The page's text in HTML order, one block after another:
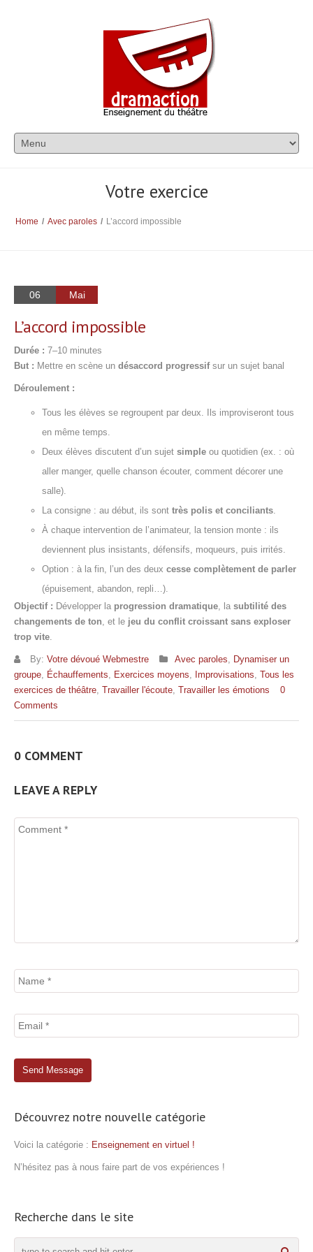
Votre exercice
Home / Avec paroles / L’accord impossible
06 Mai
L’accord impossible
Durée : 7–10 minutes
But : Mettre en scène un désaccord progressifsur un sujet banal
Déroulement :
Tous les élèves se regroupent par deux. Ils improviseront tous
en même temps.
Deux élèves discutent d’un sujet simple ou quotidien (ex. : où
aller manger, quelle chanson écouter, comment décorer une
salle).
La consigne : au début, ils sont très polis et conciliants.
À chaque intervention de l’animateur, la tension monte : ils
deviennent plus insistants, défensifs, moqueurs, puis irrités.
Option : à la fin, l’un des deux cesse complètement de parler
(épuisement, abandon, repli…).
Objectif : Développer la progression dramatique, la subtilité des
changements de ton, et le jeu du conflit croissant sans exploser
trop vite.
By: Votre dévoué Webmestre Avec paroles, Dynamiser un
groupe, Échauffements, Exercices moyens, Improvisations, Tous les
exercices de théâtre, Travailler l'écoute, Travailler les émotions
0
Comments
0 COMMENT
LEAVE A REPLY
Découvrez notre nouvelle catégorie
Voici la catégorie : Enseignement en virtuel !
N’hésitez pas à nous faire part de vos expériences !
Recherche dans le site